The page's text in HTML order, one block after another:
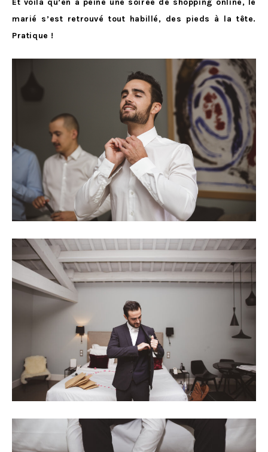
Et voilà qu’en à peine une soirée de shopping online, le
marié s’est retrouvé tout habillé, des pieds à la tête.
Pratique !